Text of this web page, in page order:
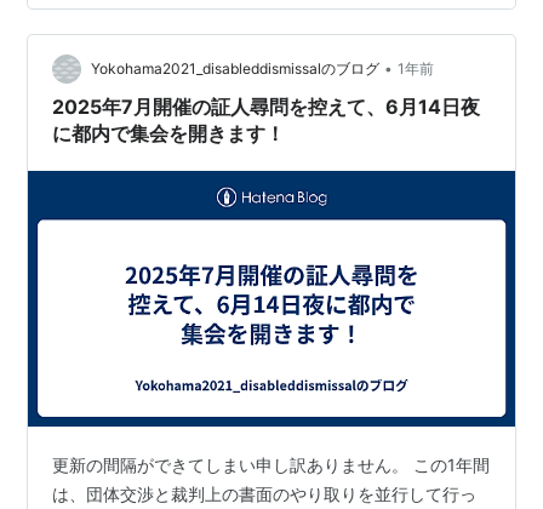
人で、そのうち２人はよく知っている人物１人は共産党
系の方で名前だけは知っていて、残る１人は全く知らな
い人新人の一番若い彼は、少年サッカーのコーチ時代に
少しばかり面倒を見た人物で人は小さな頃と随分変わる
ものだと実感することになったがいざ中継もある一…
Yokohama2021_disableddismissalのブログ • 1年前
2025年7月開催の証人尋問を控えて、6月14日夜
に都内で集会を開きます！
更新の間隔ができてしまい申し訳ありません。 この1年間
は、団体交渉と裁判上の書面のやり取りを並行して行っ